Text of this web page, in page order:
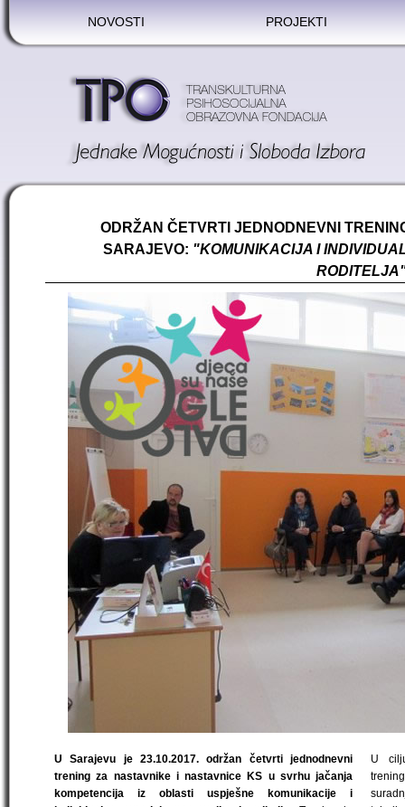
NOVOSTI PROJEKTI
ODRŽAN ČETVRTI JEDNODNEVNI
SARAJEVO: "KOMUNIKACIJA I
U Sarajevu je 23.10.2017. održan četvrti jednodnevni
trening za nastavnike i nastavnice KS u svrhu jačanja
kompetencija iz oblasti uspješne komunikacije i
U